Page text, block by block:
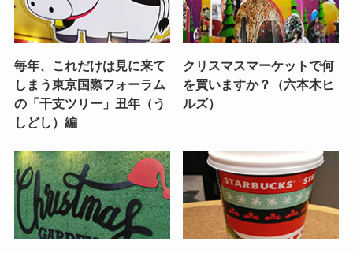
毎年、これだけは見に来て
しまう東京国際フォーラム
の「干支ツリー」丑年（う
しどし）編
クリスマスマーケットで何
を買いますか？（六本木ヒ
ルズ）